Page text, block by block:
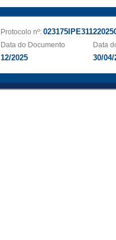
Protocolo nº:
Data do Documento
12/2025
Data
30/04/